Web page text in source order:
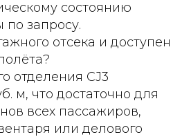
состоянию
по запросу.
отсека и доступен
отделения CJ3
м, что достаточно для
всех пассажиров,
или делового